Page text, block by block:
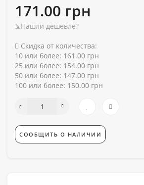
171.00 грн
⇲Нашли дешевле?
Скидка от количества:
10 или более: 161.00 грн
25 или более: 154.00 грн
50 или более: 147.00 грн
100 или более: 150.00 грн
СООБЩИТЬ О НАЛИЧИИ